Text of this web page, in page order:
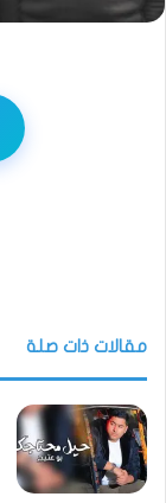
مقالات ذات صلة